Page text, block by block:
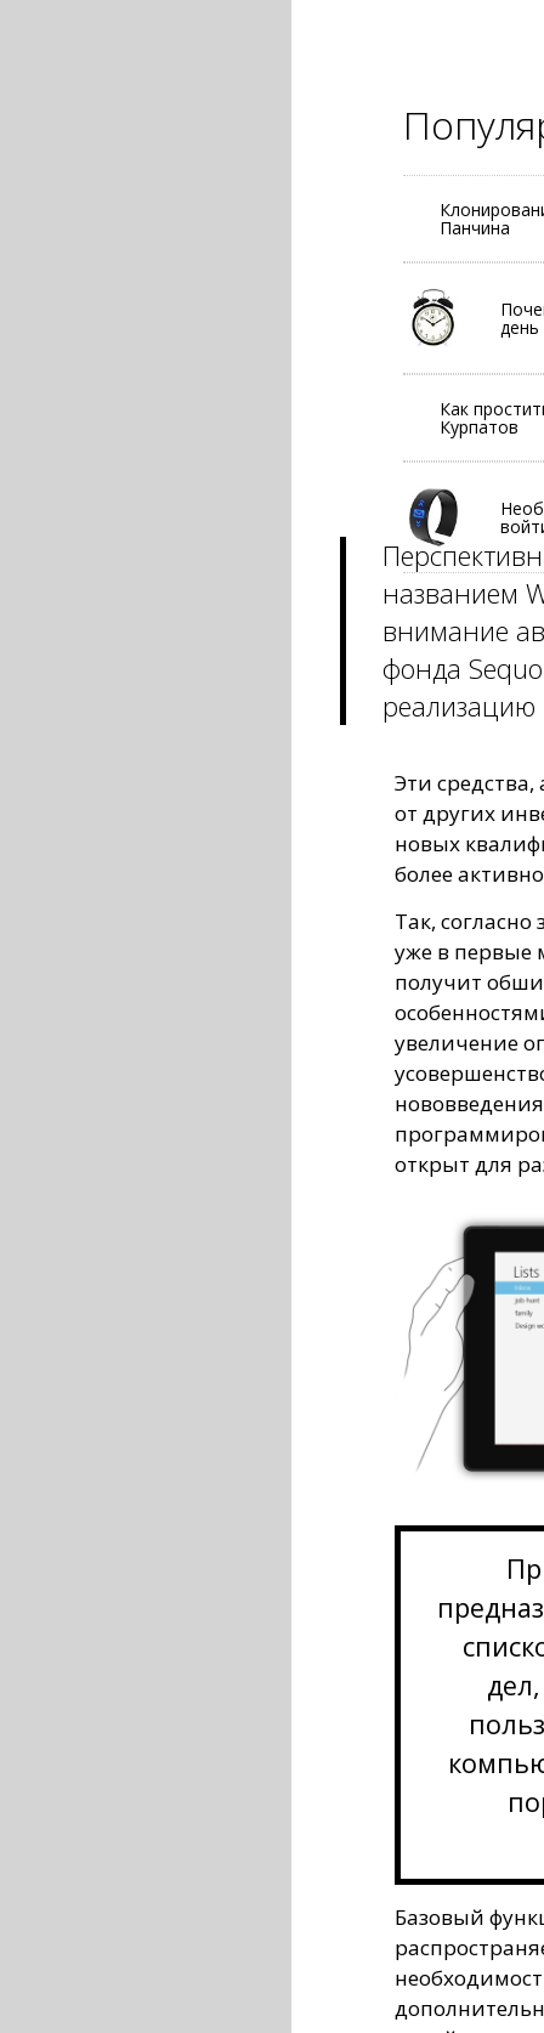
Панчина
день
Как
Курпатов
названием
внимание
фонда
Эти
от других
новых
более
Так,
уже в первые
получит
увеличение
открыт для
Базовый